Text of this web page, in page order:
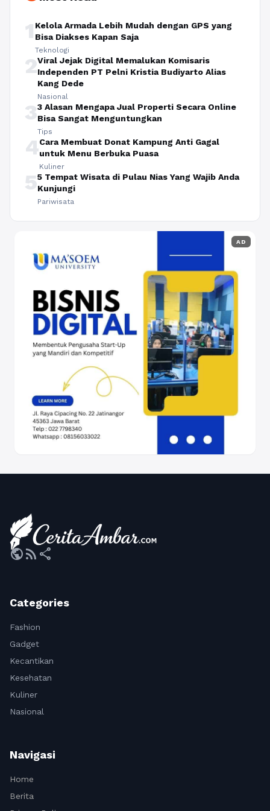
1 Kelola Armada Lebih Mudah dengan GPS yang
Bisa Diakses Kapan Saja
Teknologi
2Viral Jejak Digital Memalukan Komisaris
Independen PT Pelni Kristia Budiyarto Alias
Kang Dede
Nasional
33 Alasan Mengapa Jual Properti Secara Online
Bisa Sangat Menguntungkan
Tips
4Cara Membuat Donat Kampung Anti Gagal
untuk Menu Berbuka Puasa
Kuliner
55 Tempat Wisata di Pulau Nias Yang Wajib Anda
Kunjungi
Pariwisata
AD
publicrss_feed share
Categories
Fashion
Gadget
Kecantikan
Kesehatan
Kuliner
Nasional
Navigasi
Home
Berita